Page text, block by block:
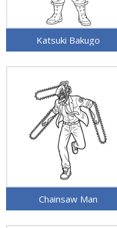
Katsuki Bakugo
Chainsaw Man